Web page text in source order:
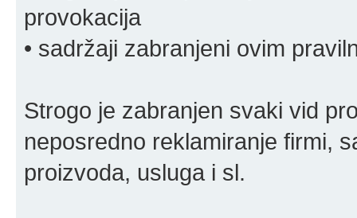
provokacija
• sadržaji zabranjeni ovim
Strogo je zabranjen svaki vid
neposredno reklamiranje firmi,
proizvoda, usluga i sl.